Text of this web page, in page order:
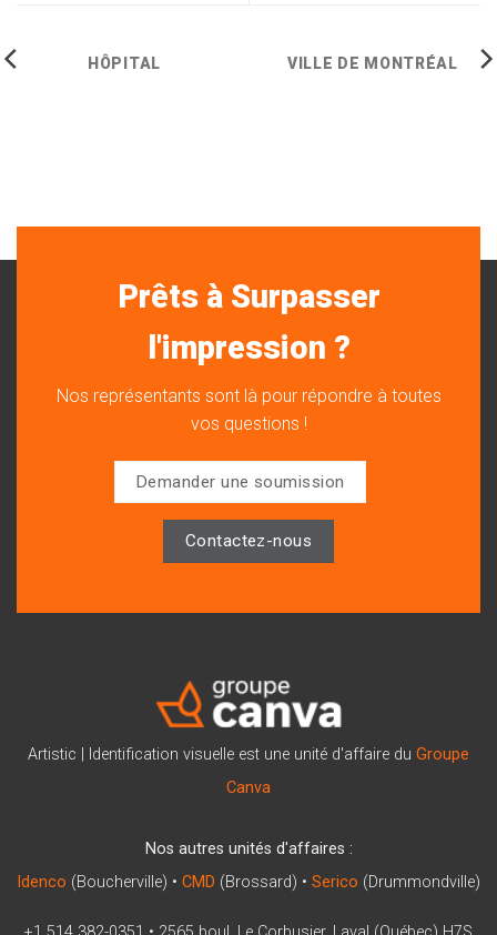
HÔPITAL VILLE DE MONTRÉAL
Prêts à Surpasser
l'impression ?
Nos représentants sont là pour répondre à toutes
vos questions !
Demander une soumission
Contactez-nous
Artistic | Identification visuelle est une unité d'affaire du Groupe
Canva
Nos autres unités d'affaires :
Idenco (Boucherville) • CMD (Brossard) • Serico (Drummondville)